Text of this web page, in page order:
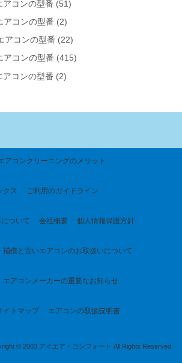
アコンの型番 (51)
アコンの型番 (2)
アコンの型番 (22)
アコンの型番 (415)
アコンの型番 (2)
アコンクリーニングのメリット
クス ご利用のガイドライン
ついて 会社概要 個人情報保護方針
補償と古いエアコンのお取扱いについて
エアコンメーカーの重要なお知らせ
イトマップ エアコンの取扱説明書
© 2003 アイエア・コンフォート All Rights Reserved.